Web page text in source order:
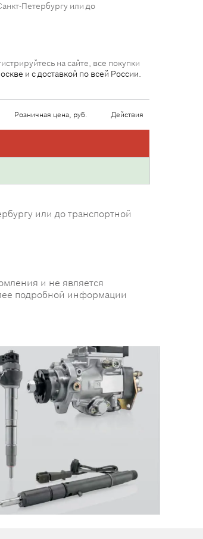
Петербургу или до
на сайте, все покупки
и с доставкой по всей России.
Розничная цена, руб. Действия
или до транспортной
и не является
подробной информации
запчастей
от 30.07.2026